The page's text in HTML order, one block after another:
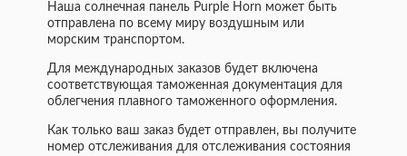
Наша солнечная панель Purple Horn может быть
отправлена по всему миру воздушным или
морским транспортом.
Для международных заказов будет включена
соответствующая таможенная документация для
облегчения плавного таможенного оформления.
Как только ваш заказ будет отправлен, вы получите
номер отслеживания для отслеживания состояния